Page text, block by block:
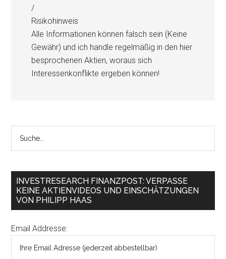
/
Risikohinweis
Alle Informationen können falsch sein (Keine
Gewähr) und ich handle regelmäßig in den hier
besprochenen Aktien, woraus sich
Interessenkonflikte ergeben können!
INVESTRESEARCH FINANZPOST: VERPASSE
KEINE AKTIENVIDEOS UND EINSCHÄTZUNGEN
VON PHILIPP HAAS
Email Addresse: